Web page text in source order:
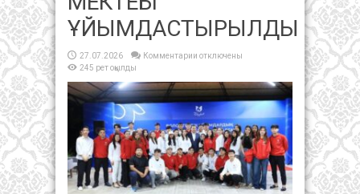
ҰЙЫМДАСТЫРЫЛДЫ
27.07.2026 Комментарии к
ВОЛОНТЕРЛЕРДІҢ
ДӘСТҮРЛІ
ЖАЗҒЫ
МЕКТЕБІ
ҰЙЫМДАСТЫРЫЛДЫ
отключены
245 рет оқылды